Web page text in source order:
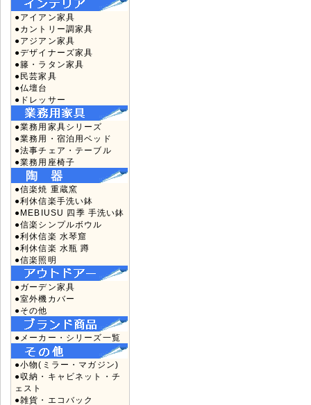
●アイアン家具
●カントリー調家具
●アジアン家具
●デザイナーズ家具
●籐・ラタン家具
●民芸家具
●仏壇台
●ドレッサー
●業務用家具シリーズ
●業務用・宿泊用ベッド
●法事チェア・テーブル
●業務用座椅子
●信楽焼 重蔵窯
●利休信楽手洗い鉢
●MEBIUSU 四季 手洗い鉢
●信楽シンプルボウル
●利休信楽 水琴窟
●利休信楽 水瓶 蹲
●信楽照明
●ガーデン家具
●室外機カバー
●その他
●メーカー・シリーズ一覧
●小物(ミラー・マガジン)
●収納・キャビネット・チ
ェスト
●雑貨・エコバック